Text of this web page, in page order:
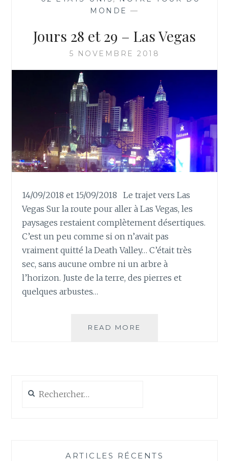
MONDE —
Jours 28 et 29 – Las Vegas
5 NOVEMBRE 2018
14/09/2018 et 15/09/2018 Le trajet vers Las
Vegas Sur la route pour aller à Las Vegas, les
paysages restaient complètement désertiques.
C’est un peu comme si on n’avait pas
vraiment quitté la Death Valley… C’était très
sec, sans aucune ombre ni un arbre à
l’horizon. Juste de la terre, des pierres et
quelques arbustes…
READ MORE
ARTICLES RÉCENTS